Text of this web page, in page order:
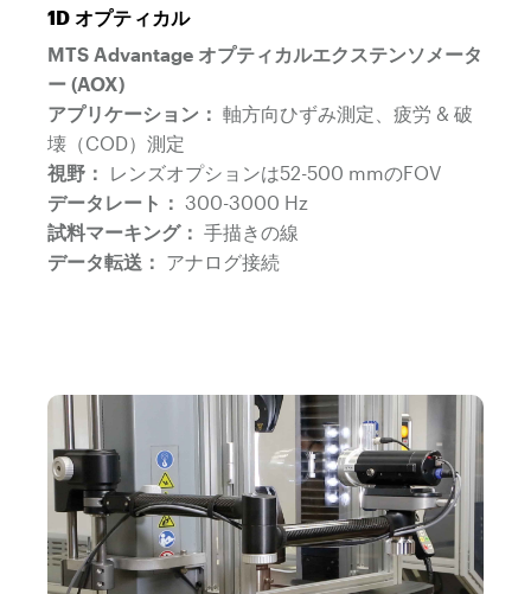
1D オプティカル
MTS Advantage オプティカルエクステンソメータ
ー (AOX)
アプリケーション： 軸方向ひずみ測定、疲労 & 破
壊（COD）測定
視野：
レンズオプションは52-500 mmのFOV
データレート： 300-3000 Hz
試料マーキング： 手描きの線
データ転送： アナログ接続